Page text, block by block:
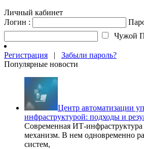
Личный кабинет
Логин :
Чужой
Регистрация | Забыли пароль?
Популярные новости
Центр автоматизации
инфраструктурой: подходы и
Современная ИТ-
механизм. В нем одновременно
систем,